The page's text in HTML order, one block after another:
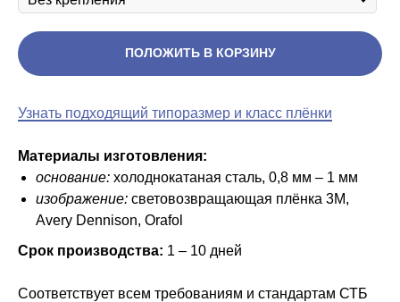
ПОЛОЖИТЬ В КОРЗИНУ
Узнать подходящий типоразмер и класс плёнки
Материалы изготовления:
основание: холоднокатаная сталь, 0,8 мм – 1 мм
изображение: световозвращающая плёнка 3M,
Avery Dennison, Orafol
Срок производства: 1 – 10 дней
Соответствует всем требованиям и стандартам СТБ